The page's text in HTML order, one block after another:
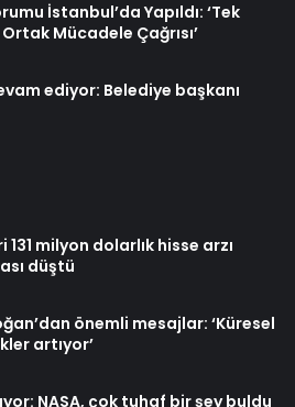
İstanbul’da Yapıldı: ‘Tek
Mücadele Çağrısı’
ediyor: Belediye başkanı
milyon dolarlık hisse arzı
düştü
önemli mesajlar: ‘Küresel
artıyor’
NASA, çok tuhaf bir şey buldu